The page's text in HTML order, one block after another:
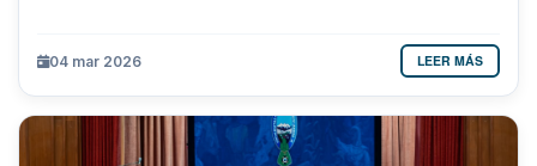
04 mar 2026 LEER MÁS